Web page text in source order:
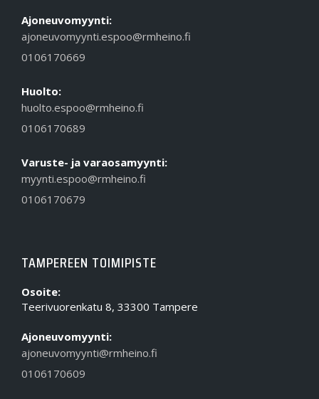
Ajoneuvomyynti:
ajoneuvomyynti.espoo@rmheino.fi
0106170669
Huolto:
huolto.espoo@rmheino.fi
0106170689
Varuste- ja varaosamyynti:
myynti.espoo@rmheino.fi
0106170679
TAMPEREEN TOIMIPISTE
Osoite:
Teerivuorenkatu 8, 33300 Tampere
Ajoneuvomyynti:
ajoneuvomyynti@rmheino.fi
0106170609